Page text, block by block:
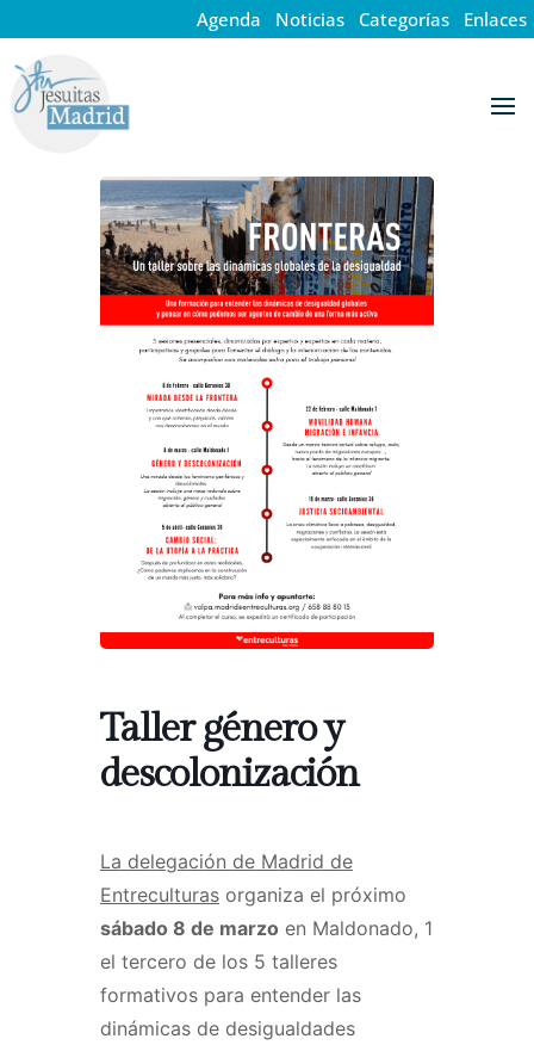
Agenda Noticias Categorías Enlaces
Taller género y
descolonización
La delegación de Madrid de
Entreculturas organiza el próximo
sábado 8 de marzo en Maldonado, 1
el tercero de los 5 talleres
formativos para entender las
dinámicas de desigualdades